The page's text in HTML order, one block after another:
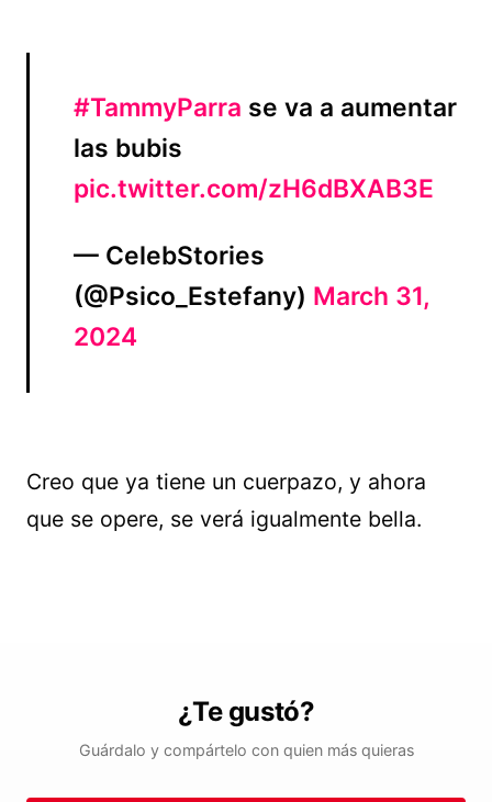
#TammyParra se va a aumentar
las bubis
pic.twitter.com/zH6dBXAB3E
— CelebStories
(@Psico_Estefany) March 31,
2024
Creo que ya tiene un cuerpazo, y ahora
que se opere, se verá igualmente bella.
¿Te gustó?
Guárdalo y compártelo con quien más quieras